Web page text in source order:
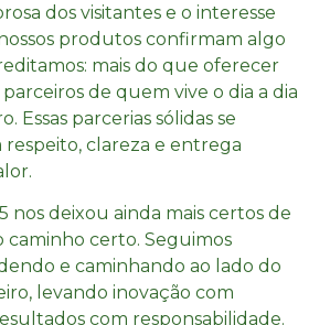
dos visitantes e o interesse
produtos confirmam algo
mais do que oferecer
de quem vive o dia a dia
Essas parcerias sólidas se
clareza e entrega
nos deixou ainda mais certos de
caminho certo. Seguimos
e caminhando ao lado do
levando inovação com
com responsabilidade.